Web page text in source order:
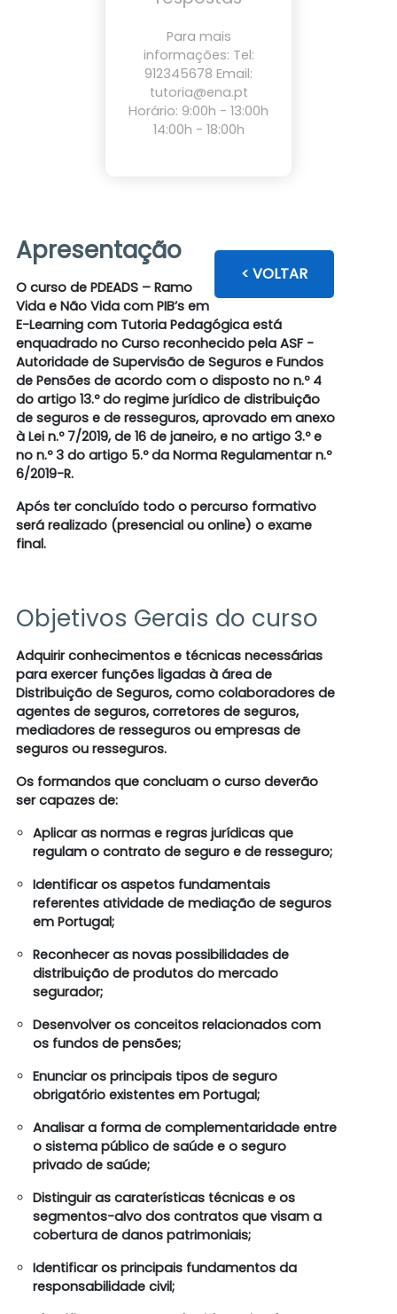
Para mais
informações: Tel:
912345678 Email:
tutoria@ena.pt
Horário: 9:00h - 13:00h
14:00h - 18:00h
< VOLTAR
Apresentação
O curso de PDEADS – Ramo
Vida e Não Vida com PIB’s em
E-Learning com Tutoria Pedagógica está
enquadrado no Curso reconhecido pela ASF -
Autoridade de Supervisão de Seguros e Fundos
de Pensões de acordo com o disposto no n.º 4
do artigo 13.º do regime jurídico de distribuição
de seguros e de resseguros, aprovado em anexo
à Lei n.º 7/2019, de 16 de janeiro, e no artigo 3.º e
no n.º 3 do artigo 5.º da Norma Regulamentar n.º
6/2019-R.
Após ter concluído todo o percurso formativo
será realizado (presencial ou online) o exame
final.
Objetivos Gerais do curso
Adquirir conhecimentos e técnicas necessárias
para exercer funções ligadas à área de
Distribuição de Seguros, como colaboradores de
agentes de seguros, corretores de seguros,
mediadores de resseguros ou empresas de
seguros ou resseguros.
Os formandos que concluam o curso deverão
ser capazes de:
Aplicar as normas e regras jurídicas que
regulam o contrato de seguro e de resseguro;
Identificar os aspetos fundamentais
referentes atividade de mediação de seguros
em Portugal;
Reconhecer as novas possibilidades de
distribuição de produtos do mercado
segurador;
Desenvolver os conceitos relacionados com
os fundos de pensões;
Enunciar os principais tipos de seguro
obrigatório existentes em Portugal;
Analisar a forma de complementaridade entre
o sistema público de saúde e o seguro
privado de saúde;
Distinguir as caraterísticas técnicas e os
segmentos-alvo dos contratos que visam a
cobertura de danos patrimoniais;
Identificar os principais fundamentos da
responsabilidade civil;